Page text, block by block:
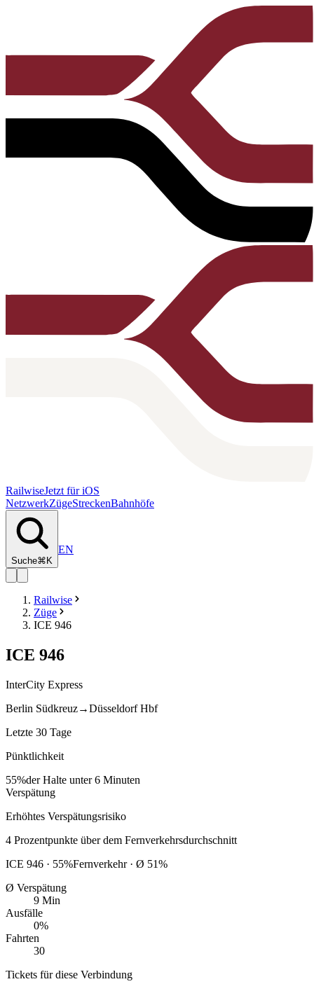
RailwiseJetzt für iOS
NetzwerkZügeStreckenBahnhöfe
Suche⌘K
EN
Railwise
Züge
ICE 946
ICE 946
InterCity Express
Berlin Südkreuz→Düsseldorf Hbf
Letzte 30 Tage
Pünktlichkeit
55%der Halte unter 6 Minuten
Verspätung
Erhöhtes Verspätungsrisiko
4 Prozentpunkte über dem Fernverkehrsdurchschnitt
ICE 946 · 55%Fernverkehr · Ø 51%
Ø Verspätung
9 Min
Ausfälle
0%
Fahrten
30
Tickets für diese Verbindung